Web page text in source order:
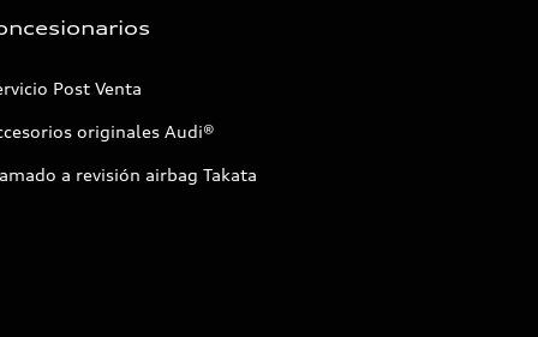
Post Venta
originales Audi®
a revisión airbag Takata